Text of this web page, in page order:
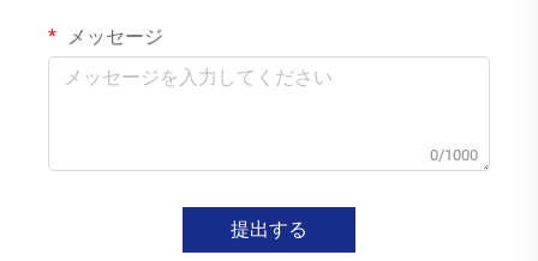
メッセージ
0/1000
提出する